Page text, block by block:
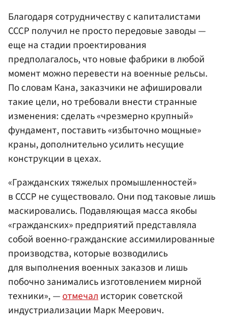
Благодаря сотрудничеству с капиталистами
СССР получил не просто передовые заводы —
еще на стадии проектирования
предполагалось, что новые фабрики в любой
момент можно перевести на военные рельсы.
По словам Кана, заказчики не афишировали
такие цели, но требовали внести странные
изменения: сделать «чрезмерно крупный»
фундамент, поставить «избыточно мощные»
краны, дополнительно усилить несущие
конструкции в цехах.
«Гражданских тяжелых промышленностей»
в СССР не существовало. Они под таковые лишь
маскировались. Подавляющая масса якобы
«гражданских» предприятий представляла
собой военно-гражданские ассимилированные
производства, которые возводились
для выполнения военных заказов и лишь
побочно занимались изготовлением мирной
техники», —отмечалисторик советской
индустриализации Марк Меерович.